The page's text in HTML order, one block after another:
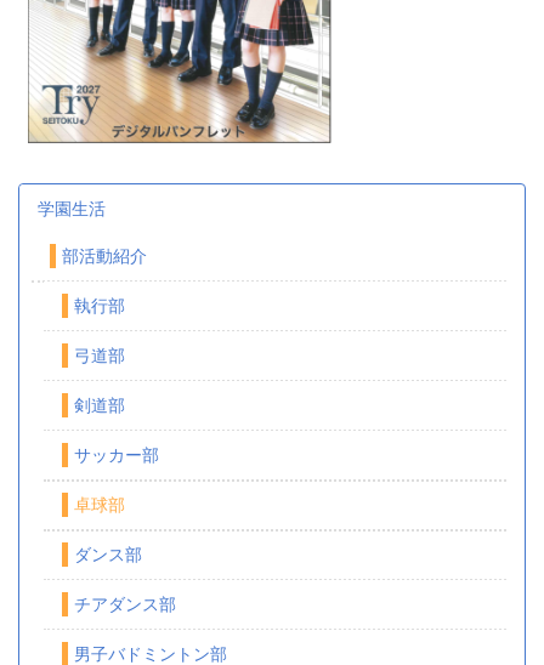
学園生活
部活動紹介
執行部
弓道部
剣道部
サッカー部
卓球部
ダンス部
チアダンス部
男子バドミントン部